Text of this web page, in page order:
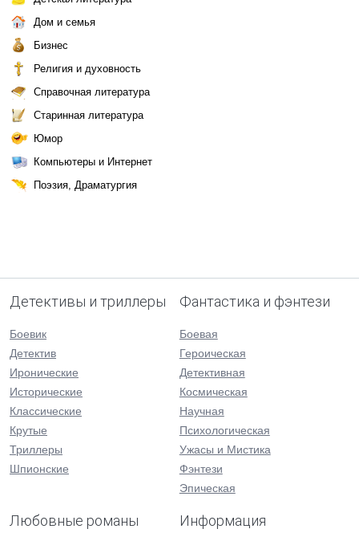
Дом и семья
Бизнес
Религия и духовность
Справочная литература
Старинная литература
Юмор
Компьютеры и Интернет
Поэзия, Драматургия
Детективы и триллеры
Боевик
Детектив
Иронические
Исторические
Классические
Крутые
Триллеры
Шпионские
Фантастика и фэнтези
Боевая
Героическая
Детективная
Космическая
Научная
Психологическая
Ужасы и Мистика
Фэнтези
Эпическая
Любовные романы Информация